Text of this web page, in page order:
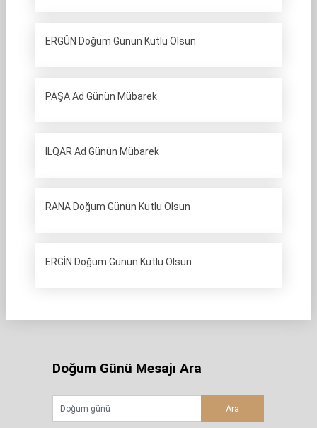
ERGÜN Doğum Günün Kutlu Olsun
PAŞA Ad Günün Mübarek
İLQAR Ad Günün Mübarek
RANA Doğum Günün Kutlu Olsun
ERGİN Doğum Günün Kutlu Olsun
Doğum Günü Mesajı Ara